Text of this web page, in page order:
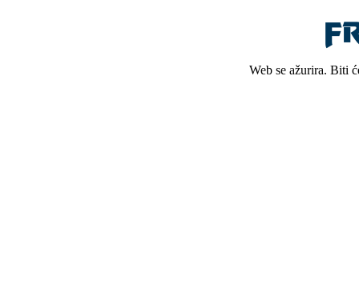
Web se ažurira. Biti